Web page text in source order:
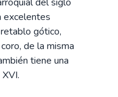
excelentes
gótico,
de la misma
tiene una